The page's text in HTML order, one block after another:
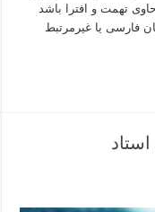
تهمت و افترا باشد
فارسی یا غیرمرتبط